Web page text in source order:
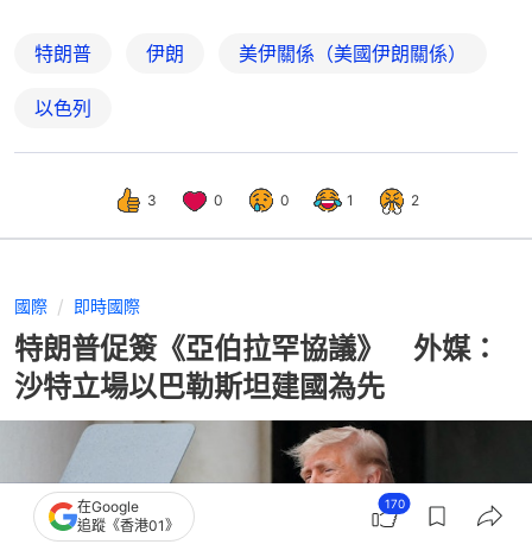
特朗普 伊朗 美伊關係（美國伊朗關係）
以色列
3 0 0 1 2
國際 即時國際
特朗普促簽《亞伯拉罕協議》 外媒：
沙特立場以巴勒斯坦建國為先
在Google
追蹤《香港01》
170